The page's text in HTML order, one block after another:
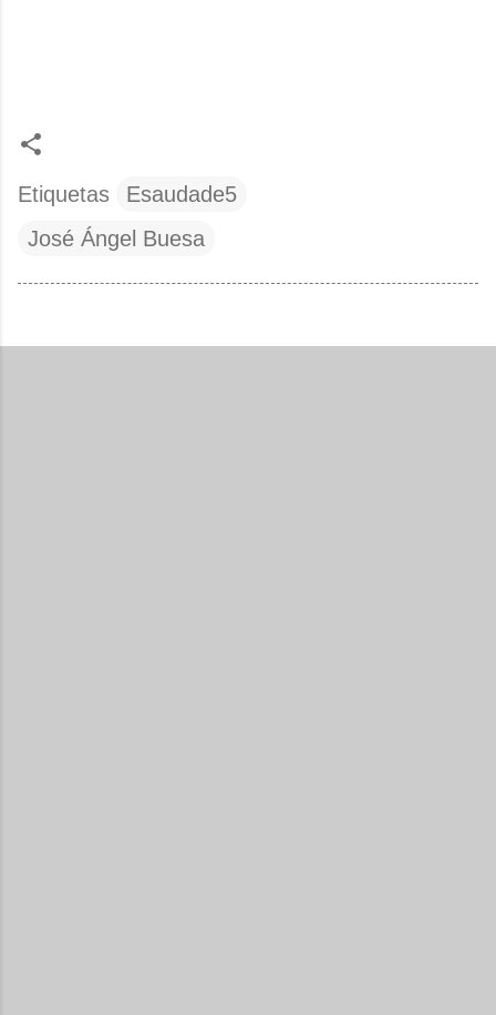
Etiquetas
Esaudade5
José Ángel Buesa